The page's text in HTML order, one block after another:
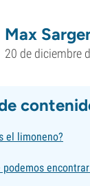
Max
20 de diciembre
el limoneno?
podemos